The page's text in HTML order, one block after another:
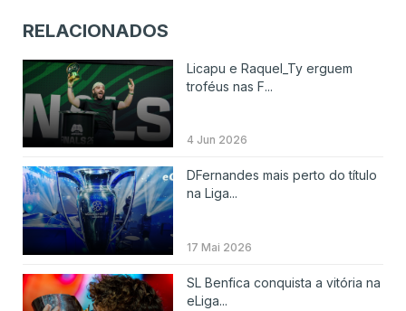
RELACIONADOS
Licapu e Raquel_Ty erguem
troféus nas F...
4 Jun 2026
DFernandes mais perto do título
na Liga...
17 Mai 2026
SL Benfica conquista a vitória na
eLiga...